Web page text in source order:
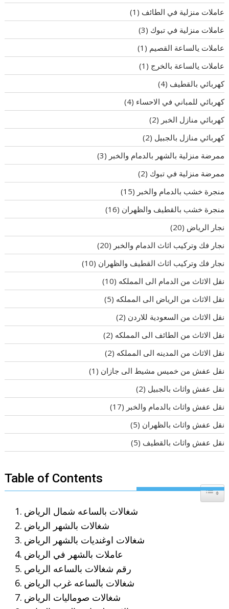
عاملات منزلية في الطائف (1)
عاملات منزلية في تبوك (3)
عاملات يالساعة القصيم (1)
عاملات يالساعة بالخرج (1)
كهربائي بالقطيف (4)
كهربائي للمباني في الاحساء (4)
كهربائي منازل الخبر (2)
كهربائي منازل بالجبيل (2)
ممرضة منزلية بالشهر بالدمام والخبر (3)
ممرضة منزلية في تبوك (2)
منجرة خشب بالدمام والخبر (15)
منجرة خشب بالقطيف والظهران (16)
نجار الرياض (20)
نجار فك وتركيب اثاث الدمام والخبر (20)
نجار فك وتركيب اثاث القطيف والظهران (10)
نقل الاثاث من الدمام الى المملكه (10)
نقل الاثاث من الرياض الى المملكه (5)
نقل الاثاث من السعودية للاردن (2)
نقل الاثاث من الطائف الى المملكه (2)
نقل الاثاث من المدينه الى المملكه (2)
نقل عفش من خميس مشيط الى جازان (1)
نقل عفش واثاث بالجبيل (2)
نقل عفش واثاث بالدمام والخبر (17)
نقل عفش واثاث بالظهران (5)
نقل عفش واثاث بالقطيف (5)
Table of Contents
Toggle
شغالات بالساعه شمال الرياض
شغالات بالشهر الرياض
شغالات اوغنديات بالشهر الرياض
عاملات بالشهر في الرياض
رقم شغالات بالساعه الرياص
شغالات بالساعه غرب الرياض
شغالات صوماليات الرياض